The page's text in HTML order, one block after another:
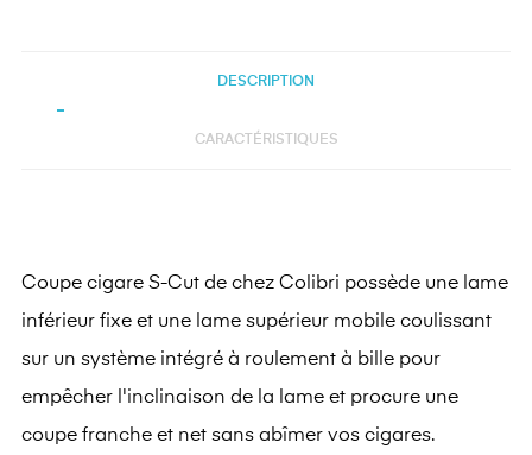
DESCRIPTION
CARACTÉRISTIQUES
Coupe cigare S-Cut de chez Colibri possède une lame
inférieur fixe et une lame supérieur mobile coulissant
sur un système intégré à roulement à bille pour
empêcher l'inclinaison de la lame et procure une
coupe franche et net sans abîmer vos cigares.